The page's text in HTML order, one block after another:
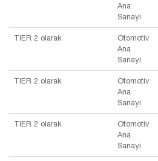
Ana
Sanayi
TIER 2 olarak
Otomotiv
Ana
Sanayi
TIER 2 olarak
Otomotiv
Ana
Sanayi
TIER 2 olarak
Otomotiv
Ana
Sanayi